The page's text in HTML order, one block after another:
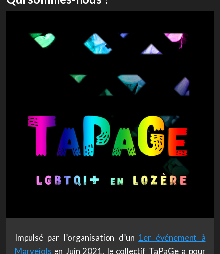
Impulsé par l’organisation d’un 1er événement à
Marvejols en Juin 2021, le collectif TaPaGe a pour